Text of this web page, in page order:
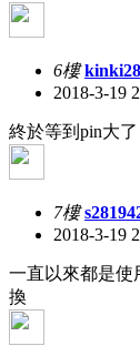
6樓
2018-3-19
終於等到pin大
7樓
2018-3-19
一直以來都是使
換